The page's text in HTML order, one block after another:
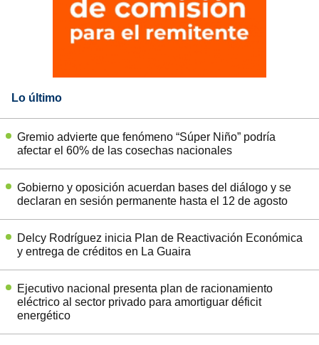
Lo último
Gremio advierte que fenómeno “Súper Niño” podría
afectar el 60% de las cosechas nacionales
Gobierno y oposición acuerdan bases del diálogo y se
declaran en sesión permanente hasta el 12 de agosto
Delcy Rodríguez inicia Plan de Reactivación Económica
y entrega de créditos en La Guaira
Ejecutivo nacional presenta plan de racionamiento
eléctrico al sector privado para amortiguar déficit
energético